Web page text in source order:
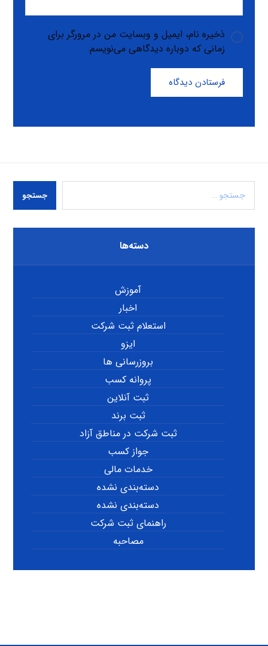
ذخیره نام، ایمیل و وبسایت من در مرورگر برای
زمانی که دوباره دیدگاهی می‌نویسم.
فرستادن دیدگاه
جستجو
دسته‌ها
آموزش
اخبار
استعلام ثبت شرکت
ایزو
بروزرسانی ها
پروانه کسب
ثبت آنلاین
ثبت برند
ثبت شرکت در مناطق آزاد
جواز کسب
خدمات مالی
دسته‌بندی نشده
دسته‌بندی نشده
راهنمای ثبت شرکت
مصاحبه